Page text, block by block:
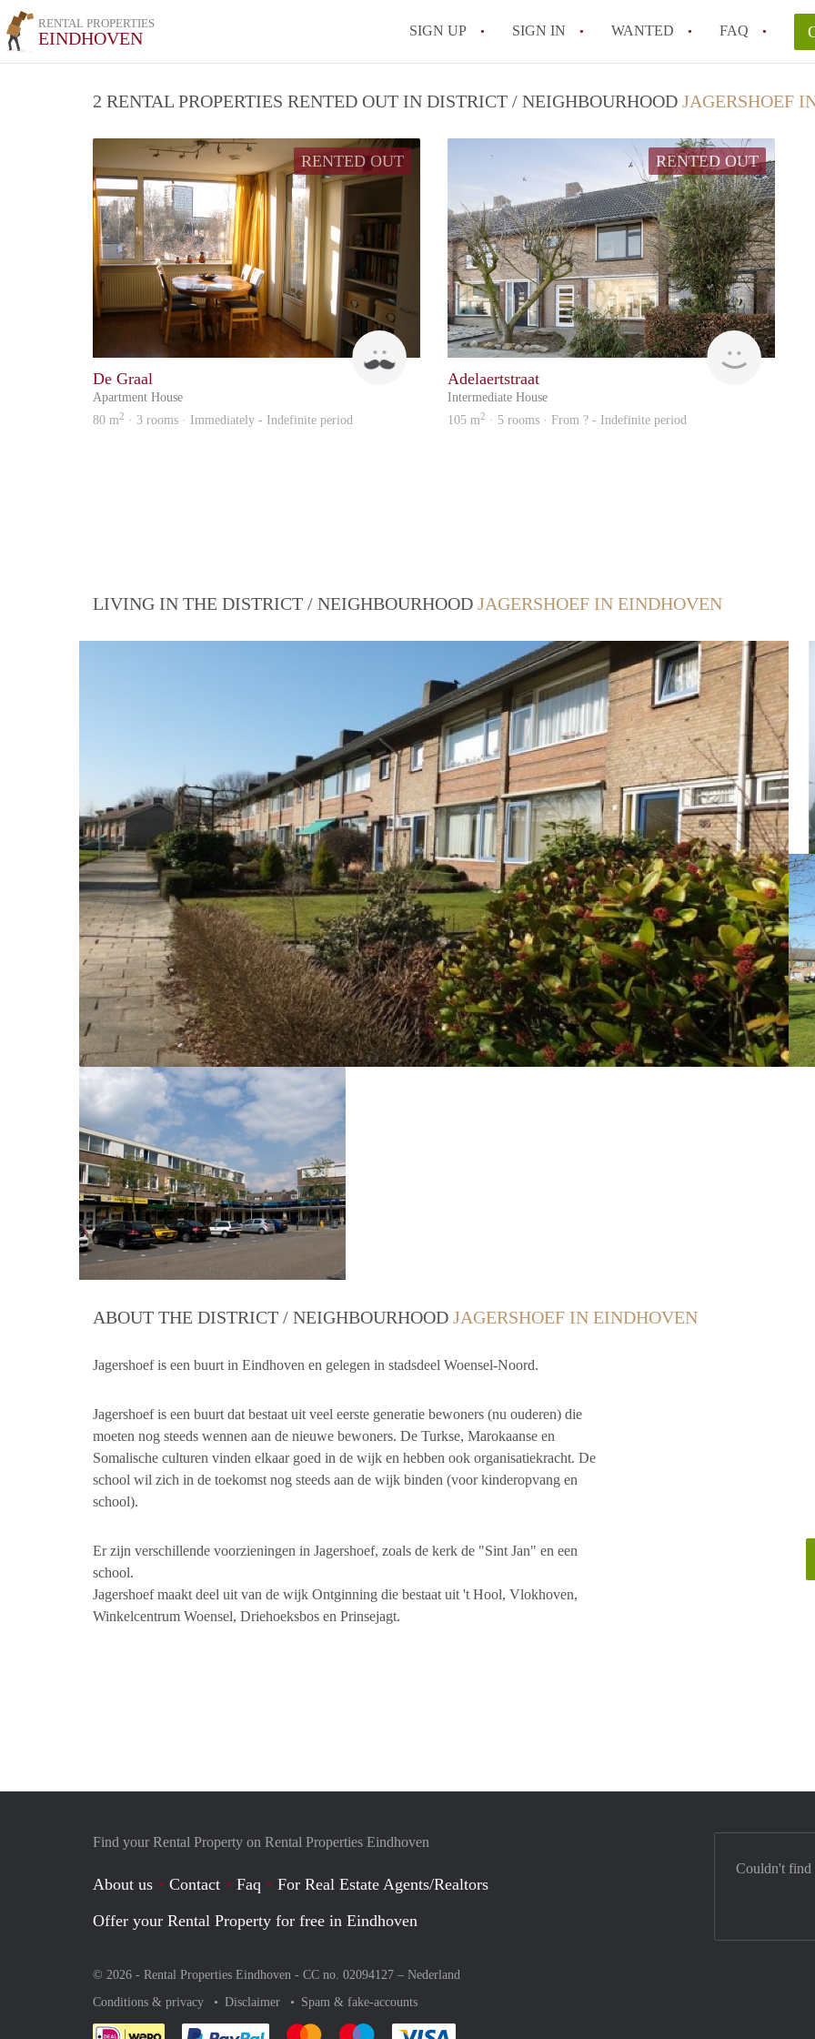
RENTAL PROPERTIES
EINDHOVEN SIGN UP SIGN IN WANTED FAQ
All FAQs
2 RENTAL PROPERTIES RENTED OUT IN DISTRICT / NEIGHBOURHOOD JAGERSHOEF
RENTED OUT
De Graal
Apartment House
80 m2 · 3 rooms · Immediately - Indefinite period
RENTED OUT
KI
Adelaertstraat
Intermediate House
105 m2 · 5 rooms · From ? - Indefinite period
LIVING IN THE DISTRICT / NEIGHBOURHOOD JAGERSHOEF IN EINDHOVEN
ABOUT THE DISTRICT / NEIGHBOURHOOD JAGERSHOEF IN EINDHOVEN
Jagershoef is een buurt in Eindhoven en gelegen in stadsdeel Woensel-Noord.
Jagershoef is een buurt dat bestaat uit veel eerste generatie bewoners (nu ouderen) die
moeten nog steeds wennen aan de nieuwe bewoners. De Turkse, Marokaanse en
Somalische culturen vinden elkaar goed in de wijk en hebben ook organisatiekracht. De
school wil zich in de toekomst nog steeds aan de wijk binden (voor kinderopvang en
school).
Er zijn verschillende voorzieningen in Jagershoef, zoals de kerk de "Sint Jan" en een
school.
Jagershoef maakt deel uit van de wijk Ontginning die bestaat uit 't Hool, Vlokhoven,
Winkelcentrum Woensel, Driehoeksbos en Prinsejagt.
Find your Rental Property on Rental Properties Eindhoven
About us Contact Faq
For Real Estate Agents/Realtors
Offer your Rental Property for free in Eindhoven
© 2026 - Rental Properties Eindhoven - CC no. 02094127 – Nederland
Conditions & privacy
Disclaimer Spam & fake-accounts
Couldn't find